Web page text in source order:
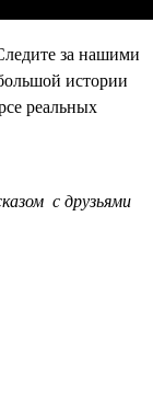
за нашими
истории
реальных
с друзьями